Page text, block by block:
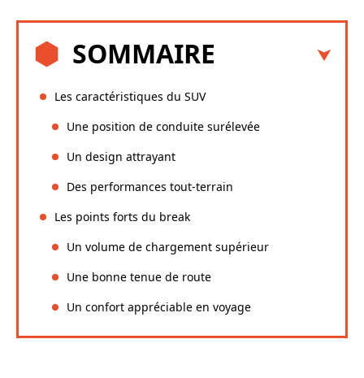
SOMMAIRE
Les caractéristiques du SUV
Une position de conduite surélevée
Un design attrayant
Des performances tout-terrain
Les points forts du break
Un volume de chargement supérieur
Une bonne tenue de route
Un confort appréciable en voyage